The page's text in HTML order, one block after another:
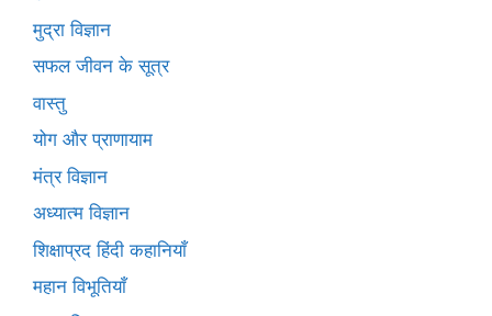
मुद्रा विज्ञान
सफल जीवन के सूत्र
वास्तु
योग और प्राणायाम
मंत्र विज्ञान
अध्यात्म विज्ञान
शिक्षाप्रद हिंदी कहानियाँ
महान विभूतियाँ